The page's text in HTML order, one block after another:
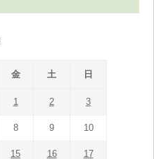
金 土 日
1 2 3
8 9 10
15 16 17